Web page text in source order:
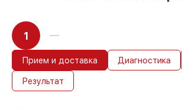
1
Прием и доставка Диагностика
Результат